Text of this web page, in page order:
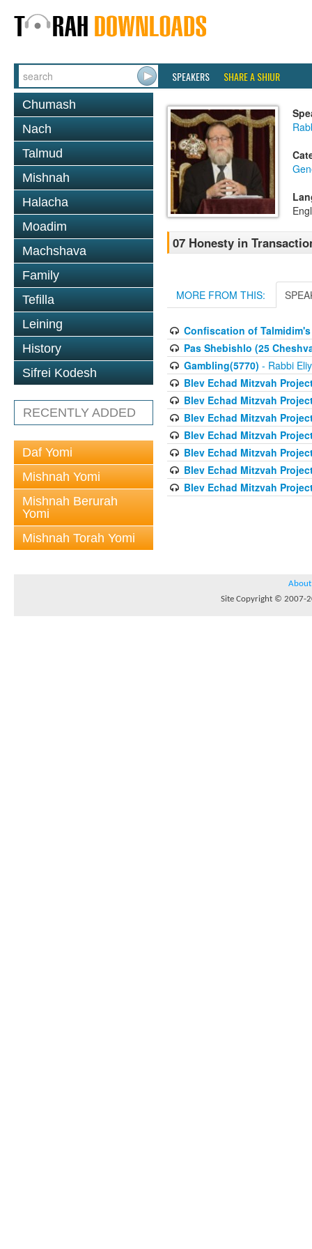
SPEAKERS SHARE A SHIUR
Chumash
Nach
Talmud
Mishnah
Halacha
Moadim
Machshava
Family
Tefilla
Leining
History
Sifrei Kodesh
RECENTLY ADDED
Daf Yomi
Mishnah Yomi
Mishnah Berurah
Yomi
Mishnah Torah Yomi
07 Honesty in
MORE FROM THIS:
Confiscation of
Pas Shebishlo (25
Gambling(5770) - Rabbi
Blev Echad Mitzvah
Blev Echad Mitzvah
Blev Echad Mitzvah
Blev Echad Mitzvah
Blev Echad Mitzvah
Blev Echad Mitzvah
Blev Echad Mitzvah
About
Site Copyright © 2007-